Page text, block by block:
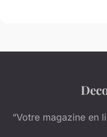
“Votre magazine en